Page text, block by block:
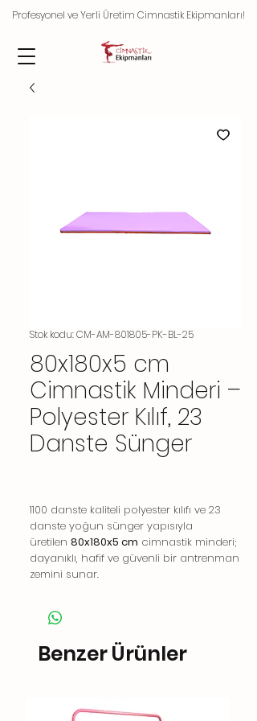
Profesyonel ve Yerli Üretim Cimnastik Ekipmanları!
Stok kodu: CM-AM-801805-PK-BL-25
80x180x5 cm
Cimnastik Minderi –
Polyester Kılıf, 23
Danste Sünger
1100 danste kaliteli polyester kılıfı ve 23
danste yoğun sünger yapısıyla
üretilen 80x180x5 cm cimnastik minderi;
dayanıklı, hafif ve güvenli bir antrenman
zemini sunar.
Benzer Ürünler